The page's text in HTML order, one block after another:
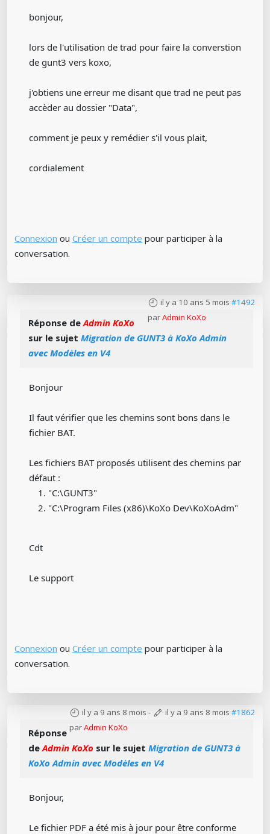
bonjour,
lors de l'utilisation de trad pour faire la converstion
de gunt3 vers koxo,
j'obtiens une erreur me disant que trad ne peut pas
accèder au dossier "Data",
comment je peux y remédier s'il vous plait,
cordialement
Connexion ou Créer un compte pour participer à la
conversation.
il y a 10 ans 5 mois #1492
parAdmin KoXo
Réponse deAdmin KoXo
sur le sujet Migration de GUNT3 à KoXo Admin
avec Modèles en V4
Bonjour
Il faut vérifier que les chemins sont bons dans le
fichier BAT.
Les fichiers BAT proposés utilisent des chemins par
défaut :
"C:\GUNT3"
"C:\Program Files (x86)\KoXo Dev\KoXoAdm"
Cdt
Le support
Connexion ou Créer un compte pour participer à la
conversation.
il y a 9 ans 8 mois - il y a 9 ans 8 mois #1862
parAdmin KoXo
Réponse
deAdmin KoXo sur le sujet Migration de GUNT3 à
KoXo Admin avec Modèles en V4
Bonjour,
Le fichier PDF a été mis à jour pour être conforme